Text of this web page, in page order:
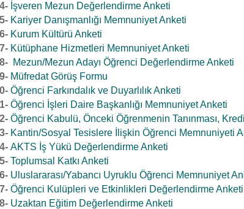
İşveren Mezun Değerlendirme Anketi
Kariyer Danışmanlığı Memnuniyet Anketi
Kurum Kültürü Anketi
Kütüphane Hizmetleri Memnuniyet Anketi
Mezun/Mezun Adayı Öğrenci Değerlendirme Anketi
Müfredat Görüş Formu
Öğrenci Farkındalık ve Duyarlılık Anketi
Öğrenci İşleri Daire Başkanlığı Memnuniyet Anketi
Öğrenci Kabulü, Önceki Öğrenmenin Tanınması,
Kantin/Sosyal Tesislere İlişkin Öğrenci Memnuniyeti
AKTS İş Yükü Değerlendirme Anketi
Toplumsal Katkı Anketi
Uluslararası/Yabancı Uyruklu Öğrenci Memnuniyet
Öğrenci Kulüpleri ve Etkinlikleri Değerlendirme Anketi
Uzaktan Eğitim Değerlendirme Anketi